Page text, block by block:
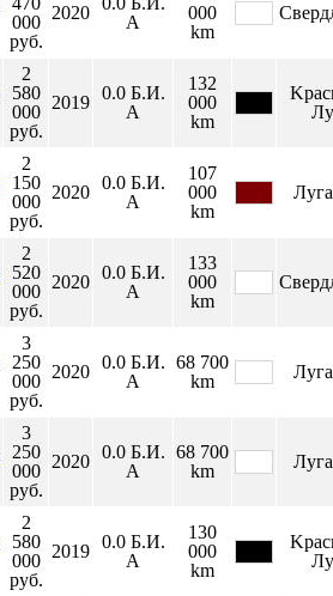
000
руб.
2020
А
000
km
2
580
000
руб.
2019 0.0 Б.И.
А
132
000
km
2
150
000
руб.
2020 0.0 Б.И.
А
107
000
km
2
520
000
руб.
2020 0.0 Б.И.
А
133
000
km
3
250
000
руб.
2020 0.0 Б.И.
А
68 700
km
3
250
000
руб.
2020 0.0 Б.И.
А
68 700
km
2
580
000
руб.
2019 0.0 Б.И.
А
130
000
km